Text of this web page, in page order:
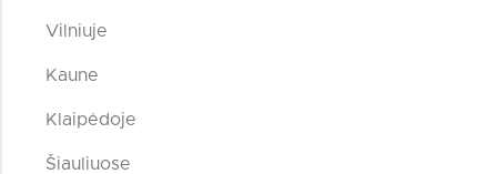
Vilniuje
Kaune
Klaipėdoje
Šiauliuose